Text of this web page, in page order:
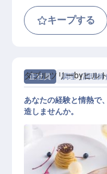
キープする
正社員 調理（調理師
ダブルツリーbyヒル
あなたの経験と情熱で
造しませんか。